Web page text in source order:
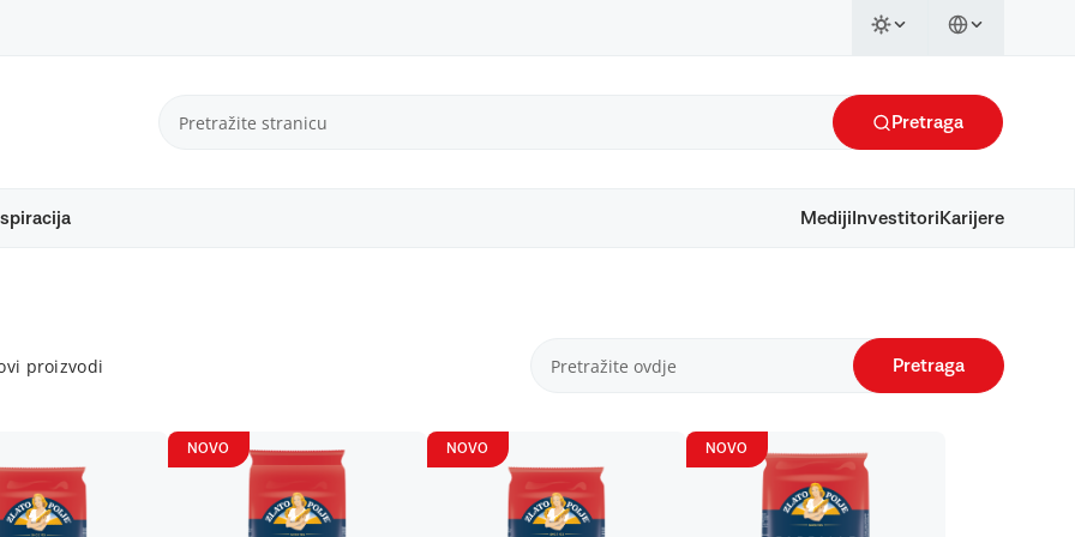
Pretraga
Mediji Investitori Karijere
proizvodi Pretraga
NOVO NOVO NOVO